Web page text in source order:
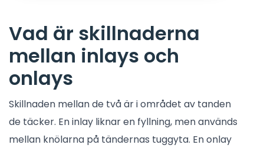
Vad är skillnaderna
mellan inlays och
onlays
Skillnaden mellan de två är i området av tanden
de täcker. En inlay liknar en fyllning, men används
mellan knölarna på tändernas tuggyta. En onlay